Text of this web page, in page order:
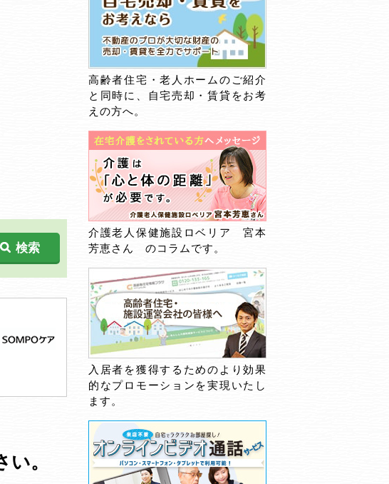
検索
。
高齢者住宅・老人ホームのご紹介
と同時に、自宅売却・賃貸をお考
えの方へ。
介護老人保健施設ロベリア 宮本
芳恵さん のコラムです。
入居者を獲得するためのより効果
的なプロモーションを実現いたし
ます。